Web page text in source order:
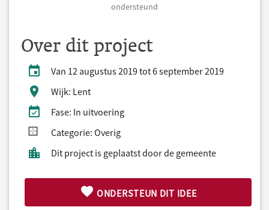
ondersteund
Over dit project
Van 12 augustus 2019 tot 6 september 2019
Wijk: Lent
Fase: In uitvoering
Categorie: Overig
Dit project is geplaatst door de gemeente
ONDERSTEUN DIT IDEE